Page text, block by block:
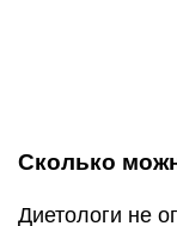
Набухая, она
если запарить